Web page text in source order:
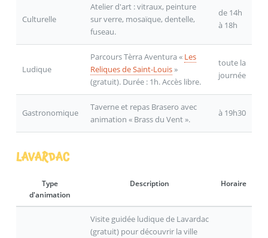
Culturelle
Atelier d'art : vitraux, peinture
sur verre, mosaïque, dentelle,
fuseau.
de 14h
à 18h
Ludique
Parcours Tèrra Aventura « Les
Reliques de Saint-Louis»
(gratuit). Durée : 1h. Accès libre.
toute la
journée
Gastronomique
Taverne et repas Brasero avec
animation « Brass du Vent ».
à 19h30
LAVARDAC
Type
d'animation
Description Horaire
Visite guidée ludique de Lavardac
(gratuit) pour découvrir la ville